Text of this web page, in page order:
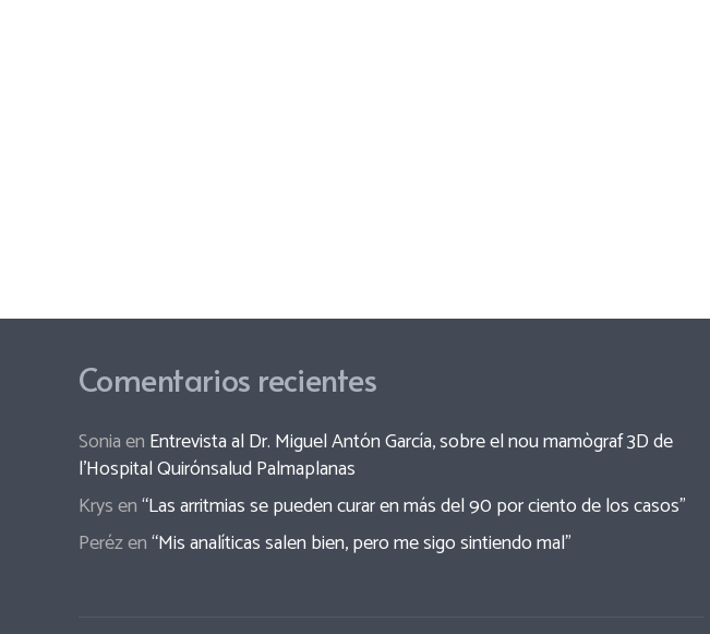
Comentarios recientes
Soniaen Entrevista al Dr. Miguel Antón García, sobre el nou mamògraf 3D de
l’Hospital Quirónsalud Palmaplanas
Krysen“Las arritmias se pueden curar en más del 90 por ciento de los casos”
Perézen“Mis analíticas salen bien, pero me sigo sintiendo mal”